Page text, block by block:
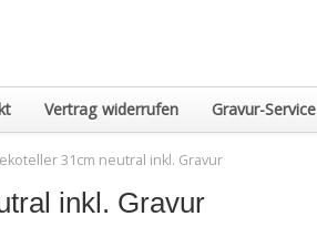
Vertrag widerrufen Gravur-Service
31cm neutral inkl. Gravur
inkl. Gravur